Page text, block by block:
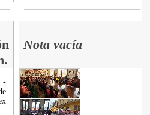
Nota vacía
-